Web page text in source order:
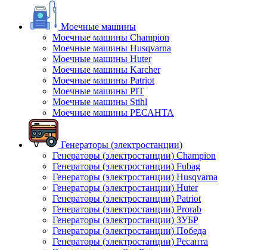
Моечные машины
Моечные машины Champion
Моечные машины Husqvarna
Моечные машины Huter
Моечные машины Karcher
Моечные машины Patriot
Моечные машины PIT
Моечные машины Stihl
Моечные машины РЕСАНТА
Генераторы (электростанции)
Генераторы (электростанции) Champion
Генераторы (электростанции) Fubag
Генераторы (электростанции) Husqvarna
Генераторы (электростанции) Huter
Генераторы (электростанции) Patriot
Генераторы (электростанции) Prorab
Генераторы (электростанции) ЗУБР
Генераторы (электростанции) Победа
Генераторы (электростанции) Ресанта